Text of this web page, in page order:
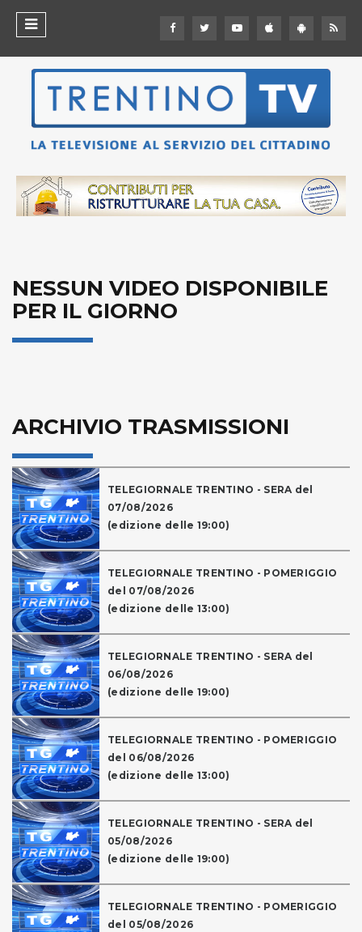
NESSUN VIDEO DISPONIBILE
PER IL GIORNO
ARCHIVIO TRASMISSIONI
TELEGIORNALE TRENTINO - SERA del
07/08/2026
(edizione delle 19:00)
TELEGIORNALE TRENTINO - POMERIGGIO
del 07/08/2026
(edizione delle 13:00)
TELEGIORNALE TRENTINO - SERA del
06/08/2026
(edizione delle 19:00)
TELEGIORNALE TRENTINO - POMERIGGIO
del 06/08/2026
(edizione delle 13:00)
TELEGIORNALE TRENTINO - SERA del
05/08/2026
(edizione delle 19:00)
TELEGIORNALE TRENTINO - POMERIGGIO
del 05/08/2026